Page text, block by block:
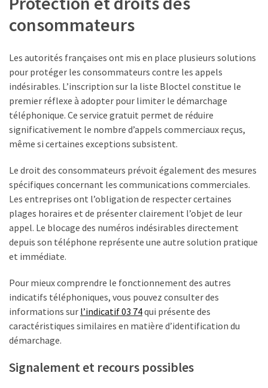
consommateurs
Les autorités françaises ont mis en place plusieurs solutions
pour protéger les consommateurs contre les appels
indésirables. L’inscription sur la liste Bloctel constitue le
premier réflexe à adopter pour limiter le démarchage
téléphonique. Ce service gratuit permet de réduire
significativement le nombre d’appels commerciaux reçus,
même si certaines exceptions subsistent.
Le droit des consommateurs prévoit également des mesures
spécifiques concernant les communications commerciales.
Les entreprises ont l’obligation de respecter certaines
plages horaires et de présenter clairement l’objet de leur
appel. Le blocage des numéros indésirables directement
depuis son téléphone représente une autre solution pratique
et immédiate.
Pour mieux comprendre le fonctionnement des autres
indicatifs téléphoniques, vous pouvez consulter des
informations sur l’indicatif 03 74qui présente des
caractéristiques similaires en matière d’identification du
démarchage.
Signalement et recours possibles